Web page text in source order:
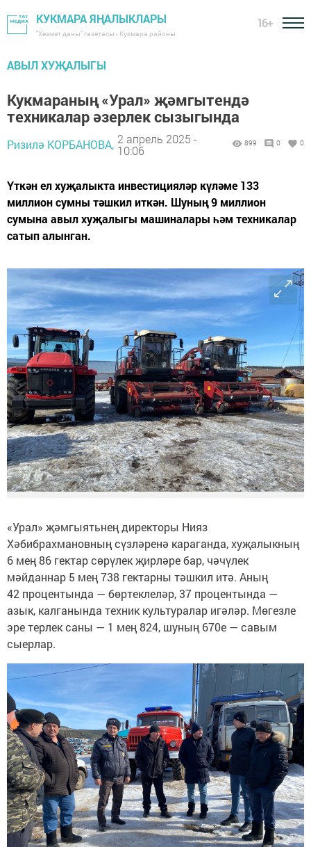
КУКМАРА ЯҢАЛЫКЛАРЫ
"Хезмәт даны" газетасы - Кукмара районы
16+
АВЫЛ ХУҖАЛЫГЫ
Кукмараның «Урал» җәмгытендә
техникалар әзерлек сызыгында
Ризилә КОРБАНОВА, 2 апрель 2025 -
10:06
899 0 0
Үткән ел хуҗалыкта инвестицияләр күләме 133
миллион сумны тәшкил иткән. Шуның 9 миллион
сумына авыл хуҗалыгы машиналары һәм техникалар
сатып алынган.
«Урал» җәмгыятьнең директоры Нияз
Хәбибрахмановның сүзләренә караганда, хуҗалыкның
6 мең 86 гектар сөрүлек җирләре бар, чәчүлек
мәйданнар 5 мең 738 гектарны тәшкил итә. Аның
42 процентында — бөртеклеләр, 37 процентында —
азык, калганында техник культуралар игәләр. Мөгезле
эре терлек саны — 1 мең 824, шуның 670е — савым
сыерлар.